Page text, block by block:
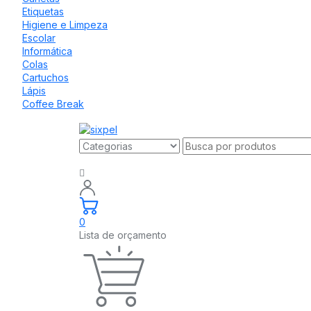
Etiquetas
Higiene e Limpeza
Escolar
Informática
Colas
Cartuchos
Lápis
Coffee Break
0
Lista de orçamento